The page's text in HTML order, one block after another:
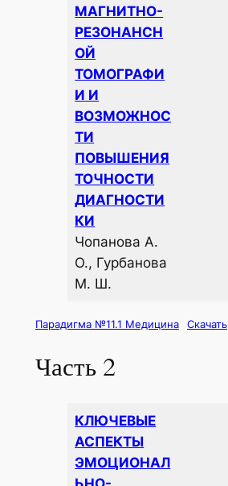
МАГНИТНО-
РЕЗОНАНСН
ОЙ
ТОМОГРАФИ
И И
ВОЗМОЖНОС
ТИ
ПОВЫШЕНИЯ
ТОЧНОСТИ
ДИАГНОСТИ
КИ
Чопанова А.
О., Гурбанова
М. Ш.
Парадигма №11.1 Медицина Скачать
Часть 2
КЛЮЧЕВЫЕ
АСПЕКТЫ
ЭМОЦИОНАЛ